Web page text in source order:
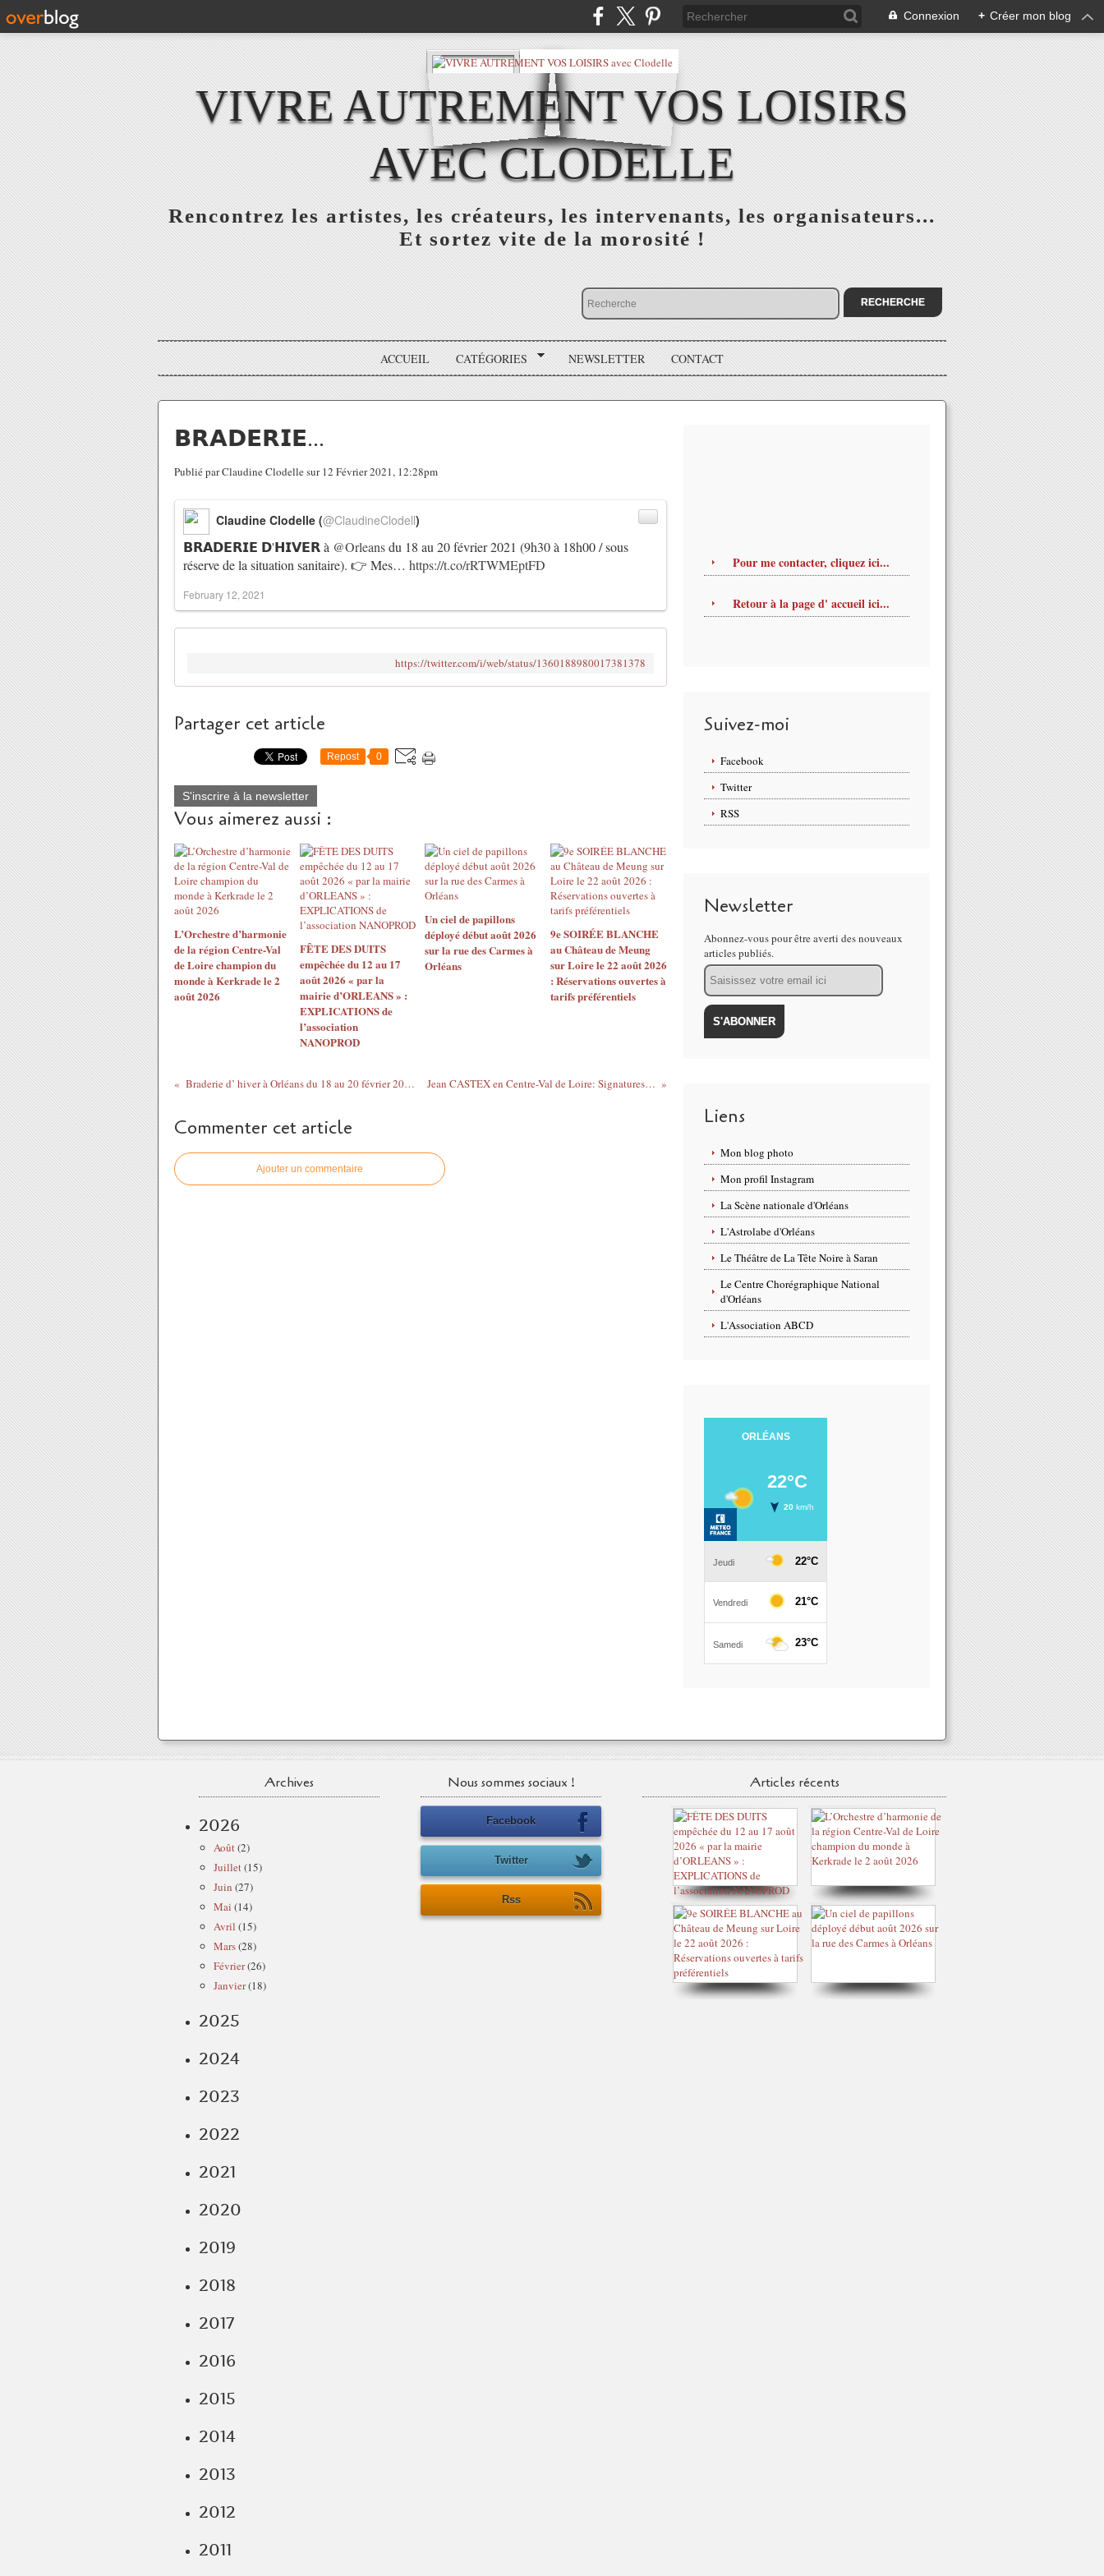
Connexion + Créer mon blog
VIVRE AUTREMENT VOS LOISIRS
AVEC CLODELLE
Rencontrez les artistes, les créateurs, les intervenants, les organisateurs...
Et sortez vite de la morosité !
ACCUEIL CATÉGORIES NEWSLETTER CONTACT
𝗕𝗥𝗔𝗗𝗘𝗥𝗜𝗘...
Publié par Claudine Clodelle sur 12 Février 2021, 12:28pm
𝗕𝗥𝗔𝗗𝗘𝗥𝗜𝗘 𝗗'𝗛𝗜𝗩𝗘𝗥 à @Orleansdu 18 au 20 février 2021 (9h30 à 18h00 / sous
réserve de la situation sanitaire). 👉 Mes… https://t.co/rRTWMEptFD
Claudine Clodelle (@ClaudineClodell)
February 12, 2021
https://twitter.com/i/web/status/1360188980017381378
Partager cet article
Repost 0
S'inscrire à la newsletter
Vous aimerez aussi :
L’Orchestre d’harmonie
de la région Centre-Val
de Loire champion du
monde à Kerkrade le 2
août 2026
FÊTE DES DUITS
empêchée du 12 au 17
août 2026 « par la
mairie d’ORLEANS » :
EXPLICATIONS de
l’association
NANOPROD
Un ciel de papillons
déployé début août 2026
sur la rue des Carmes à
Orléans
9e SOIRÉE BLANCHE
au Château de Meung
sur Loire le 22 août 2026
: Réservations ouvertes à
tarifs préférentiels
Braderie d’ hiver à Orléans du 18 au 20 février 2021 : fermeture de la circulation automobile et stationnement gratuit Jean CASTEX en Centre-Val de Loire: Signatures du CPER et du Plan de Relance - appel à l'État d'urgence Culturel
Commenter cet article
Ajouter un commentaire
Pour me contacter, cliquez ici...
Retour à la page d' accueil ici...
Suivez-moi
Facebook
Twitter
RSS
Newsletter
Abonnez-vous pour être averti des nouveaux
articles publiés.
Email
Liens
Mon blog photo
Mon profil Instagram
La Scène nationale d'Orléans
L'Astrolabe d'Orléans
Le Théâtre de La Tête Noire à Saran
Le Centre Chorégraphique National
d'Orléans
L'Association ABCD
Archives
2026
Août(2)
Juillet(15)
Juin (27)
Mai (14)
Avril (15)
Mars(28)
Février(26)
Janvier(18)
2025
2024
2023
2022
2021
2020
2019
2018
2017
2016
2015
2014
2013
2012
2011
Nous sommes sociaux !
Facebook
Twitter
Rss
Articles récents